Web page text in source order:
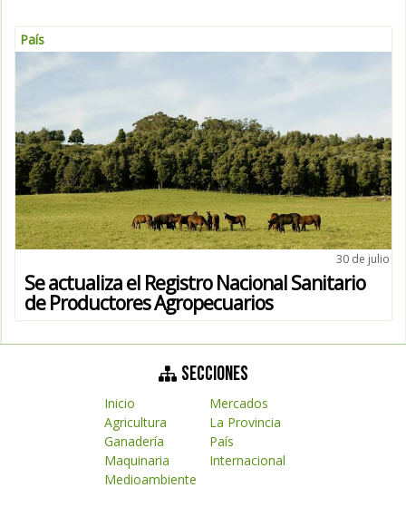
País
30 de julio
Se actualiza el Registro Nacional Sanitario
de Productores Agropecuarios
SECCIONES
Inicio
Agricultura
Ganadería
Maquinaria
Medioambiente
Mercados
La Provincia
País
Internacional